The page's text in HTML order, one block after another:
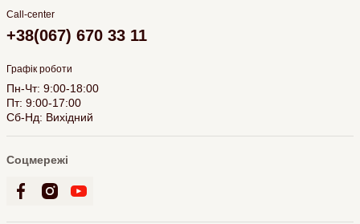
Call-center
+38(067) 670 33 11
Графік роботи
Пн-Чт: 9:00-18:00
Пт: 9:00-17:00
Сб-Нд: Вихідний
Соцмережі